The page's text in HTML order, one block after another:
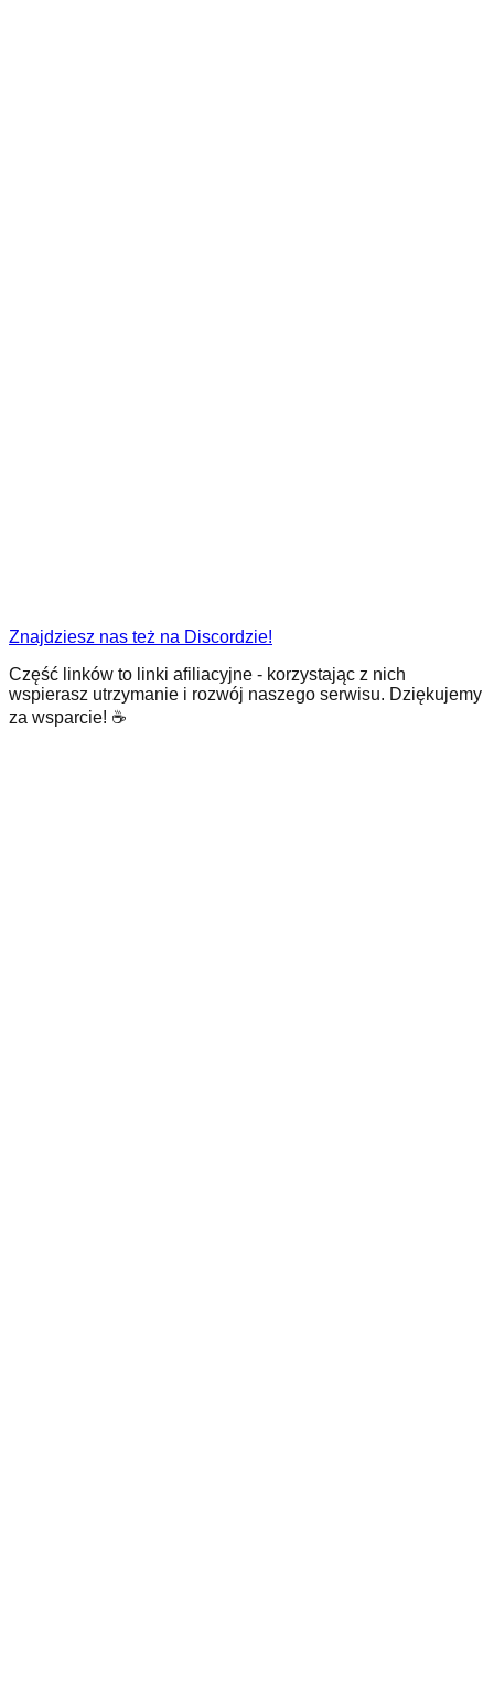
Znajdziesz nas też na Discordzie!
Część linków to linki afiliacyjne - korzystając z nich
wspierasz utrzymanie i rozwój naszego serwisu. Dziękujemy
za wsparcie! ☕